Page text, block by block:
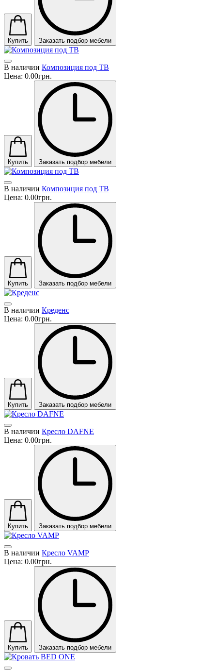
Купить Заказать подбор мебели
В наличии Композиция под ТВ
Цена: 0.00грн.
Купить Заказать подбор мебели
В наличии Композиция под ТВ
Цена: 0.00грн.
Купить Заказать подбор мебели
В наличии Креденс
Цена: 0.00грн.
Купить Заказать подбор мебели
В наличии Кресло DAFNE
Цена: 0.00грн.
Купить Заказать подбор мебели
В наличии Кресло VAMP
Цена: 0.00грн.
Купить Заказать подбор мебели